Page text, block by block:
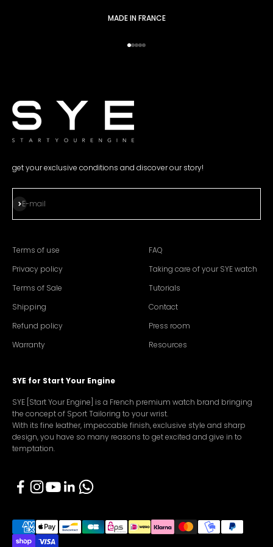
MADE IN FRANCE
Go to item 1
Go to item 2
Go to item 3
Go to item 4
Go to item 5
get your exclusive conditions and discover our story!
E-mail
Subscribe
Terms of use
Privacy policy
Terms of Sale
Shipping
Refund policy
Warranty
FAQ
Taking care of your SYE watch
Tutorials
Contact
Press room
Resources
SYE for Start Your Engine
SYE [Start Your Engine] is a French premium watch brand bringing
the concept of Sport Tailoring to your wrist.
With its fine leather, impeccable finish, exclusive style and sharp
design, you have so many reasons to get excited and give in to
temptation.